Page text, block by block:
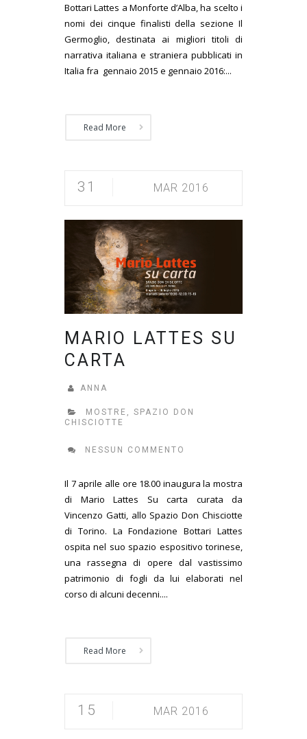
Bottari Lattes a Monforte d’Alba, ha scelto i
nomi dei cinque finalisti della sezione Il
Germoglio, destinata ai migliori titoli di
narrativa italiana e straniera pubblicati in
Italia fra gennaio 2015 e gennaio 2016:...
Read More
31 MAR 2016
MARIO LATTES SU
CARTA
ANNA
MOSTRE , SPAZIO DON
CHISCIOTTE
NESSUN COMMENTO
Il 7 aprile alle ore 18.00 inaugura la mostra
di Mario Lattes Su carta curata da
Vincenzo Gatti, allo Spazio Don Chisciotte
di Torino. La Fondazione Bottari Lattes
ospita nel suo spazio espositivo torinese,
una rassegna di opere dal vastissimo
patrimonio di fogli da lui elaborati nel
corso di alcuni decenni....
Read More
15 MAR 2016